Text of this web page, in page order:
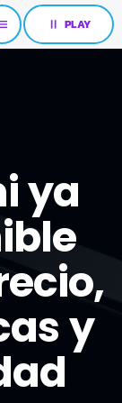
pause PLAY
ya
y